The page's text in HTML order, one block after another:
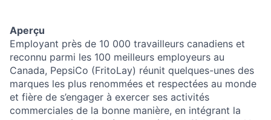
Aperçu
Employant près de 10 000 travailleurs canadiens et
reconnu parmi les 100 meilleurs employeurs au
Canada, PepsiCo (FritoLay) réunit quelques-unes des
marques les plus renommées et respectées au monde
et fière de s’engager à exercer ses activités
commerciales de la bonne manière, en intégrant la